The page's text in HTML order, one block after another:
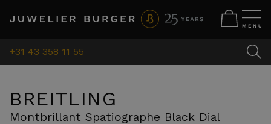
+31 43 358 11 55
BREITLING
Montbrillant Spatiographe Black Dial